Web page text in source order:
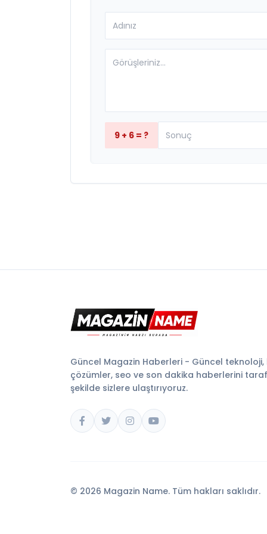
9 + 6 = ?
Güncel Magazin Haberleri - Güncel teknoloji,
çözümler, seo ve son dakika haberlerini
şekilde sizlere ulaştırıyoruz.
© 2026 Magazin Name. Tüm hakları saklıdır.